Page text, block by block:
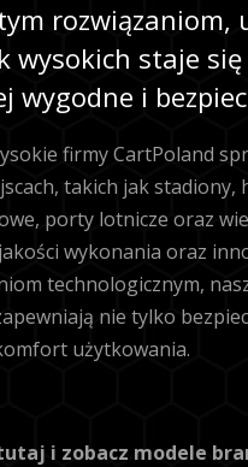
rozwiązaniom,
wysokich staje się
wygodne i
firmy CartPoland
takich jak stadiony,
porty lotnicze oraz
wykonania oraz
technologicznym,
nie tylko
użytkowania.
i zobacz modele